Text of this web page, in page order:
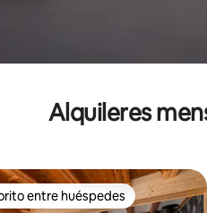
Alquileres
entre huéspedes preferido
entre huéspedes